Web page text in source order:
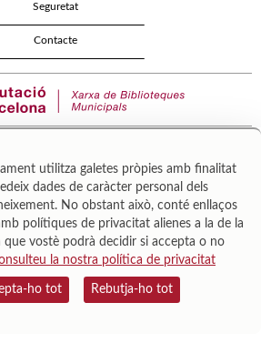
Seguretat
Contacte
de Biblioteques. Zamora, 73. 08018 Barcelona. Tel:
943 022 222.
Esther Pradell · Agustín Comotto · David Maynar · Pam
López · Vanesa Rovira
utilitza galetes pròpies amb finalitat
dades de caràcter personal dels
No obstant això, conté enllaços
polítiques de privacitat alienes a la de la
que vostè podrà decidir si accepta o no
la nostra política de privacitat
ho tot Rebutja-ho tot